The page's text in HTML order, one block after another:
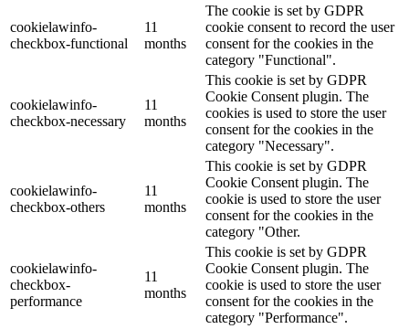
cookielawinfo-
checkbox-functional
11
months
The cookie is set by GDPR
cookie consent to record the user
consent for the cookies in the
category "Functional".
cookielawinfo-
checkbox-necessary
11
months
This cookie is set by GDPR
Cookie Consent plugin. The
cookies is used to store the user
consent for the cookies in the
category "Necessary".
cookielawinfo-
checkbox-others
11
months
This cookie is set by GDPR
Cookie Consent plugin. The
cookie is used to store the user
consent for the cookies in the
category "Other.
cookielawinfo-
checkbox-
performance
11
months
This cookie is set by GDPR
Cookie Consent plugin. The
cookie is used to store the user
consent for the cookies in the
category "Performance".